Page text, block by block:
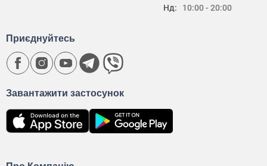
Нд:
10:00 - 20:00
Завантажити застосунок
Приєднуйтесь